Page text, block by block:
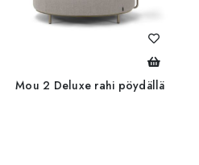
Mou 2 Deluxe rahi pöydällä